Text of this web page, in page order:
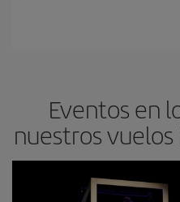
Eventos en
nuestros